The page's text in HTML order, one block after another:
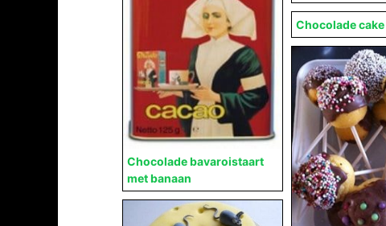
Chocolade bavaroistaart
met banaan
Chocolade cake